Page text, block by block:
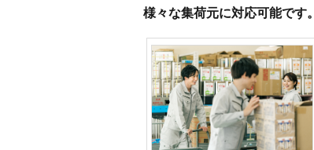
様々な集荷元に対応可能です。